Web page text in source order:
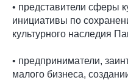
• представители сферы
инициативы по
культурного наследия
• предприниматели,
малого бизнеса,